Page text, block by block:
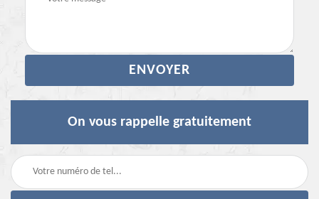
On vous rappelle gratuitement